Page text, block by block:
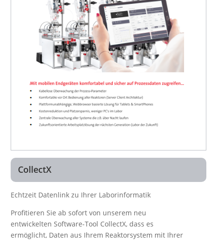
CollectX
Echtzeit Datenlink zu Ihrer Laborinformatik
Profitieren Sie ab sofort von unserem neu
entwickelten Software-Tool CollectX, dass es
ermöglicht, Daten aus Ihrem Reaktorsystem mit Ihrer